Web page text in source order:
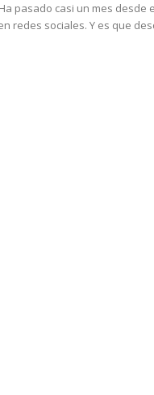
pasado casi un mes desde
redes sociales. Y es que